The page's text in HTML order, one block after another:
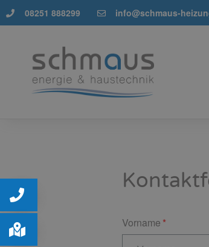
08251 888299 info@schmaus-
Vorname